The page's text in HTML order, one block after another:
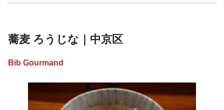
蕎麦 ろうじな｜中京区
Bib Gourmand